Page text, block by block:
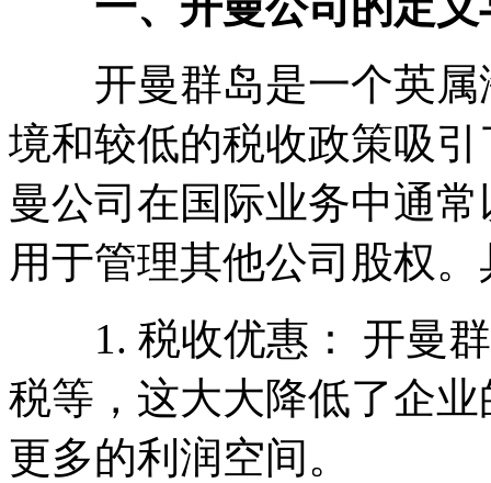
开曼群岛是一个英属
境和较低的税收政策吸
曼公司在国际业务中通
用于管理其他公司股权
1. 税收优惠： 开曼群
税等，这大大降低了企
更多的利润空间。